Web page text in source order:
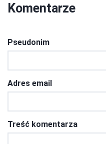
Komentarze
Pseudonim
Adres email
Treść komentarza